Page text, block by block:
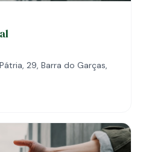
29, Barra do Garças,